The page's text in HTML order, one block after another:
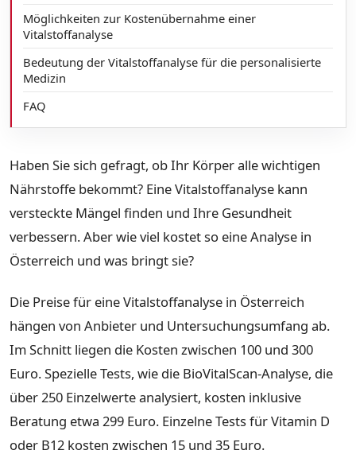
Möglichkeiten zur Kostenübernahme einer
Vitalstoffanalyse
Bedeutung der Vitalstoffanalyse für die personalisierte
Medizin
FAQ
Haben Sie sich gefragt, ob Ihr Körper alle wichtigen
Nährstoffe bekommt? Eine Vitalstoffanalyse kann
versteckte Mängel finden und Ihre Gesundheit
verbessern. Aber wie viel kostet so eine Analyse in
Österreich und was bringt sie?
Die Preise für eine Vitalstoffanalyse in Österreich
hängen von Anbieter und Untersuchungsumfang ab.
Im Schnitt liegen die Kosten zwischen 100 und 300
Euro. Spezielle Tests, wie die BioVitalScan-Analyse, die
über 250 Einzelwerte analysiert, kosten inklusive
Beratung etwa 299 Euro. Einzelne Tests für Vitamin D
oder B12 kosten zwischen 15 und 35 Euro.